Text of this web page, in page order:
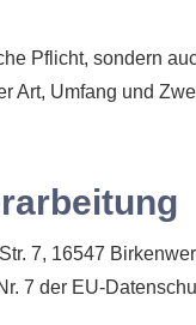
Pflicht, sondern
Art, Umfang und
7, 16547
7 der EU-